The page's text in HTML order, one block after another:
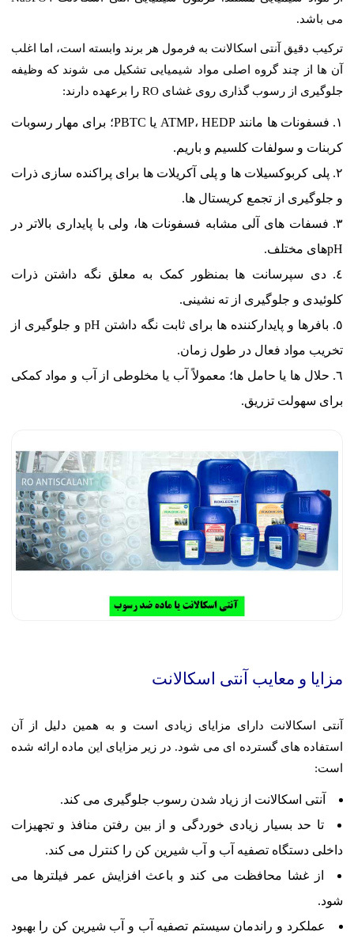
می باشد.
ترکیب دقیق آنتی اسکالانت به فرمول هر برند وابسته است، اما اغلب
آن ها از چند گروه اصلی مواد شیمیایی تشکیل می شوند که وظیفه
جلوگیری از رسوب گذاری روی غشای RO را برعهده دارند:
فسفونات ها مانند ATMP، HEDP یا PBTC؛ برای مهار رسوبات
کربنات و سولفات کلسیم و باریم.
پلی کربوکسیلات ها و پلی آکریلات ها برای پراکنده سازی ذرات
و جلوگیری از تجمع کریستال ها.
فسفات های آلی مشابه فسفونات ها، ولی با پایداری بالاتر در
pHهای مختلف.
دی سپرسانت ها بمنظور کمک به معلق نگه داشتن ذرات
کلوئیدی و جلوگیری از ته نشینی.
بافرها و پایدارکننده ها برای ثابت نگه داشتن pH و جلوگیری از
تخریب مواد فعال در طول زمان.
حلال ها یا حامل ها؛ معمولاً آب یا مخلوطی از آب و مواد کمکی
برای سهولت تزریق.
مزایا و معایب آنتی اسکالانت
آنتی اسکالانت دارای مزایای زیادی است و به همین دلیل از آن
استفاده های گسترده ای می شود. در زیر مزایای این ماده ارائه شده
است:
آنتی اسکالانت از زیاد شدن رسوب جلوگیری می کند.
تا حد بسیار زیادی خوردگی و از بین رفتن منافذ و تجهیزات
داخلی دستگاه تصفیه آب و آب شیرین کن را کنترل می کند.
از غشا محافظت می کند و باعث افزایش عمر فیلترها می
شود.
عملکرد و راندمان سیستم تصفیه آب و آب شیرین کن را بهبود